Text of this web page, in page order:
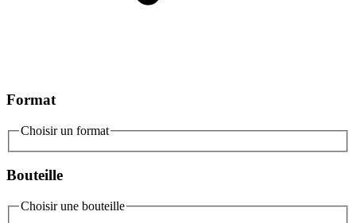
Format
Choisir un format
Bouteille
Choisir une bouteille